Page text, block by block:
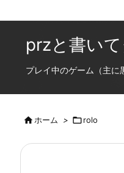
przと書い
プレイ中のゲーム（主
ホーム > rolo